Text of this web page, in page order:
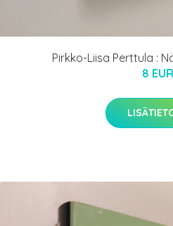
Pirkko-Liisa Perttula :
8 EUR